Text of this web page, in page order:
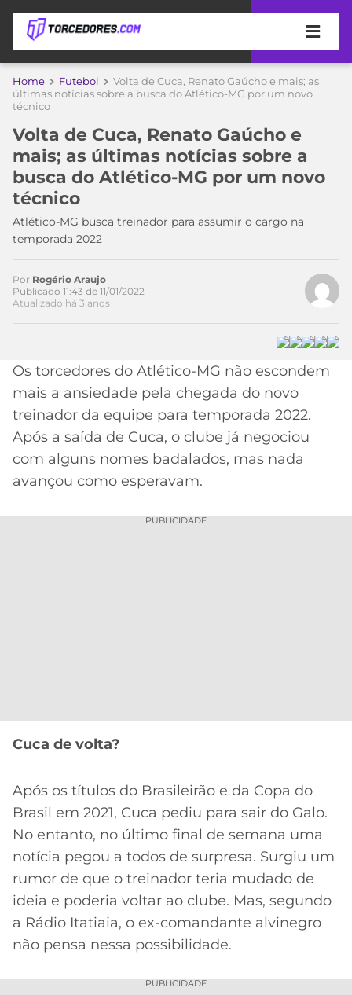
APOSTAS
DE
APOSTA
MELHORES
SITES
DE
APOSTAS
2026
CÓDIGO
CÓDIGO
DE
INDICAÇÃO
BET365
CÓDIGO
BETANO
ONLINE
2026
ÚLTIMAS
COPA
DO
MUNDO
TIMES
MEU
TIME
CORINTHIANS
SÃO
PAULO
SANTOS
GRÊMIO
ATLÉTICO
MG
CRUZEIRO
CAMPEONATOS
LIBERTADORES
COPA
DO
BRASIL
PREMIER
MERCADO
DA
BOLA
PALPITES
Home Futebol
Volta de Cuca, Renato Gaúcho e mais; as
últimas notícias sobre a busca do Atlético-MG por um novo
técnico
Volta de Cuca, Renato Gaúcho e
mais; as últimas notícias sobre a
busca do Atlético-MG por um novo
técnico
Atlético-MG busca treinador para assumir o cargo na
temporada 2022
Acesse o perfil do autor
no Twitter
Por Rogério Araujo
Publicado 11:43 de 11/01/2022
Atualizado há 3 anos
Os torcedores do Atlético-MG não escondem
mais a ansiedade pela chegada do novo
treinador da equipe para temporada 2022.
Após a saída de Cuca, o clube já negociou
com alguns nomes badalados, mas nada
avançou como esperavam.
PUBLICIDADE
Cuca de volta?
Após os títulos do Brasileirão e da Copa do
Brasil em 2021, Cuca pediu para sair do Galo.
No entanto, no último final de semana uma
notícia pegou a todos de surpresa. Surgiu um
rumor de que o treinador teria mudado de
ideia e poderia voltar ao clube. Mas, segundo
a Rádio Itatiaia, o ex-comandante alvinegro
não pensa nessa possibilidade.
PUBLICIDADE